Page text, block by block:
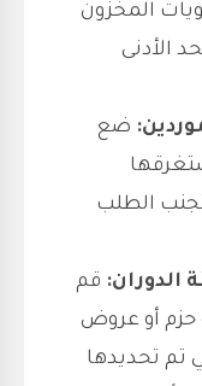
المخزون
الأدنى
ضع
الطلب
الدوران: قم
حزم أو عروض
تم تحديدها